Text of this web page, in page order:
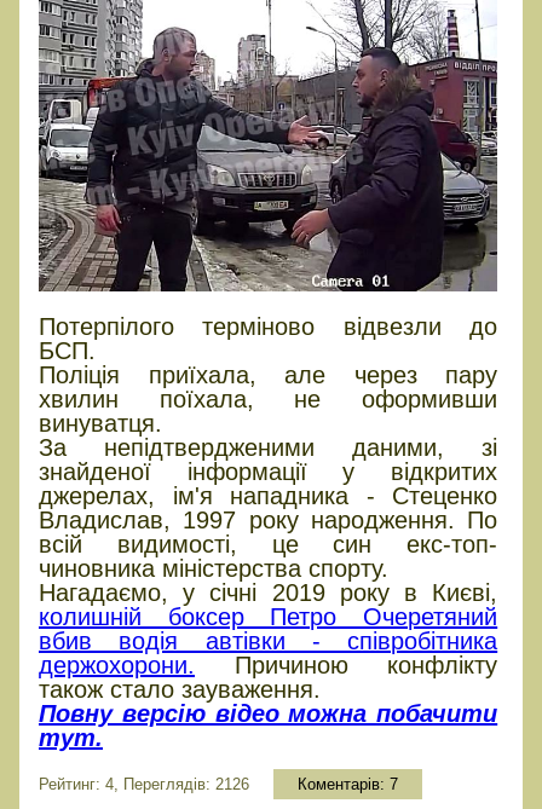
Потерпілого терміново відвезли до
БСП.
Поліція приїхала, але через пару
хвилин поїхала, не оформивши
винуватця.
За непідтвердженими даними, зі
знайденої інформації у відкритих
джерелах, ім'я нападника - Стеценко
Владислав, 1997 року народження. По
всій видимості, це син екс-топ-
чиновника міністерства спорту.
Нагадаємо, у січні 2019 року в Києві,
колишній боксер Петро Очеретяний
вбив водія автівки - співробітника
держохорони. Причиною конфлікту
також стало зауваження.
Повну версію відео можна побачити
тут.
Рейтинг: 4, Переглядів: 2126 Коментарів: 7